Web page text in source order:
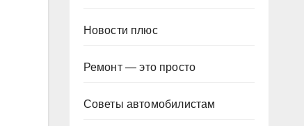
Новости плюс
Ремонт — это просто
Советы автомобилистам